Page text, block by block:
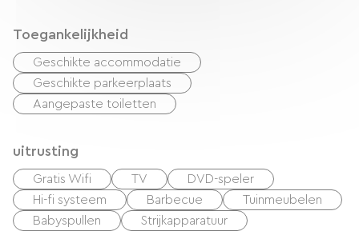
Toegankelijkheid
Geschikte accommodatie
Geschikte parkeerplaats
Aangepaste toiletten
uitrusting
Gratis Wifi TV
DVD-speler
Hi-fi systeem
Barbecue
Tuinmeubelen
Babyspullen
Strijkapparatuur